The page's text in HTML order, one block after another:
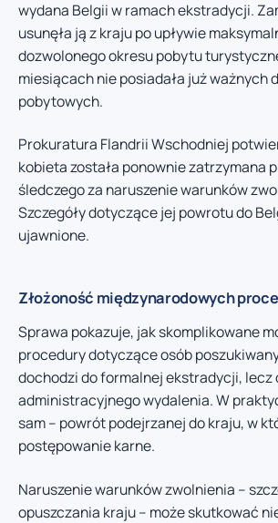
wydana Belgii w ramach ekstradycji.
usunęła ją z kraju po upływie
dozwolonego okresu pobytu
miesiącach nie posiadała już ważnych
pobytowych.
Prokuratura Flandrii Wschodniej
kobieta została ponownie zatrzymana
śledczego za naruszenie warunków
Szczegóły dotyczące jej powrotu do
ujawnione.
Złożoność międzynarodowych
Sprawa pokazuje, jak skomplikowane
procedury dotyczące osób
dochodzi do formalnej ekstradycji, lecz
administracyjnego wydalenia. W
sam – powrót podejrzanej do kraju, w
postępowanie karne.
Naruszenie warunków zwolnienia –
opuszczania kraju – może skutkować